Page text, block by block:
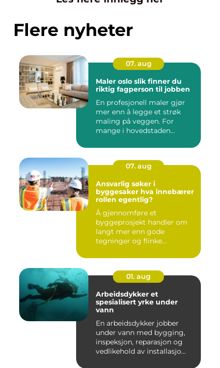
Flere nyheter
07. aug
Maler oslo slik finner du
riktig fagperson til jobben
En profesjonell maler gjør
mer enn å legge et strøk
maling på veggen. For
mange i hovedstaden
07. aug
Ansvarlig søker i
byggesaker hva innebærer
rollen egentlig?
Å gjennomføre et
byggeprosjekt handler om
langt mer enn gode
tegninger og flinke
01. aug
Arbeidsdykker et
spesialisert yrke under
vann
En arbeidsdykker jobber
under vann med bygging,
inspeksjon, reparasjon og
vedlikehold av installasjo...